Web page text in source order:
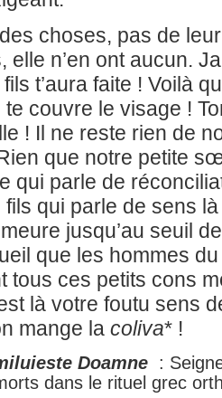
choses, pas de
elle n’en ont aucun.
t’aura faite ! Voilà
te couvre le visage !
! Il ne reste rien de
que notre petite
qui parle de
qui parle de sens là
jusqu’au seuil
que les hommes
tous ces petits cons
là votre foutu sens
mange la coliva* !
Doamne :
dans le rituel grec